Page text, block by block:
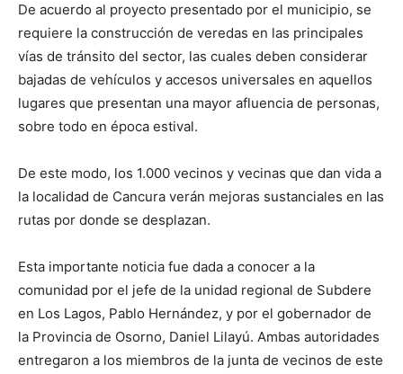
De acuerdo al proyecto presentado por el municipio, se
requiere la construcción de veredas en las principales
vías de tránsito del sector, las cuales deben considerar
bajadas de vehículos y accesos universales en aquellos
lugares que presentan una mayor afluencia de personas,
sobre todo en época estival.
De este modo, los 1.000 vecinos y vecinas que dan vida a
la localidad de Cancura verán mejoras sustanciales en las
rutas por donde se desplazan.
Esta importante noticia fue dada a conocer a la
comunidad por el jefe de la unidad regional de Subdere
en Los Lagos, Pablo Hernández, y por el gobernador de
la Provincia de Osorno, Daniel Lilayú. Ambas autoridades
entregaron a los miembros de la junta de vecinos de este